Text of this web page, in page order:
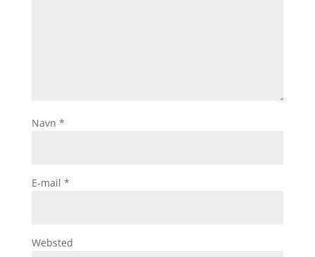
Navn *
E-mail *
Websted